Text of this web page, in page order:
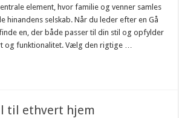
element, hvor familie og venner samles
hinandens selskab. Når du leder efter en Gå
en, der både passer til din stil og opfylder
og funktionalitet. Vælg den rigtige …
til ethvert hjem